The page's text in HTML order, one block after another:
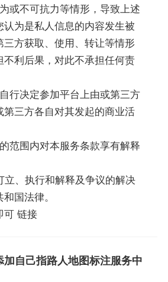
或不可抗力等情形，导致上述
为是私人信息的内容发生被
方获取、使用、转让等情形
利后果，对此不承担任何责
行决定参加平台上由或第三方
三方各自对其发起的商业活
范围内对本服务条款享有解释
立、执行和解释及争议的解决
国法律。
可 链接
自己指路人地图标注服务中